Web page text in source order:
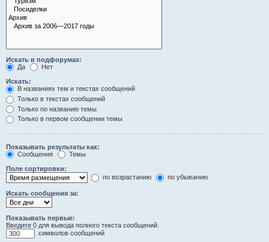
Искать в подфорумах:
Да
Нет
Искать:
В названиях тем и текстах сообщений
Только в текстах сообщений
Только по названию темы
Только в первом сообщении темы
Показывать результаты как:
Сообщения
Темы
Поле сортировки:
по возрастанию
по убыванию
Искать сообщения за:
Показывать первые:
Введите 0 для вывода полного текста сообщений.
символов сообщений